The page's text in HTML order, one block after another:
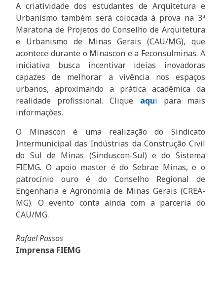
A criatividade dos estudantes de Arquitetura e
Urbanismo também será colocada à prova na 3ª
Maratona de Projetos do Conselho de Arquitetura
e Urbanismo de Minas Gerais (CAU/MG), que
acontece durante o Minascon e a Feconsulminas. A
iniciativa busca incentivar ideias inovadoras
capazes de melhorar a vivência nos espaços
urbanos, aproximando a prática acadêmica da
realidade profissional. Clique aqui para mais
informações.
O Minascon é uma realização do Sindicato
Intermunicipal das Indústrias da Construção Civil
do Sul de Minas (Sinduscon-Sul) e do Sistema
FIEMG. O apoio master é do Sebrae Minas, e o
patrocínio ouro é do Conselho Regional de
Engenharia e Agronomia de Minas Gerais (CREA-
MG). O evento conta ainda com a parceria do
CAU/MG.
Rafael Passos
Imprensa FIEMG